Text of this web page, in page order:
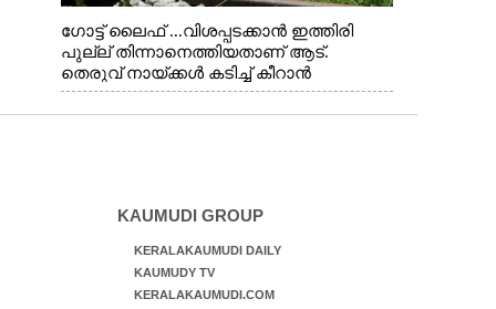
ഗോട്ട് ലൈഫ് ...വിശപ്പടക്കാൻ ഇത്തിരി
പുല്ല് തിന്നാനെത്തിയതാണ് ആട്.
തെരുവ് നായ്ക്കൾ കടിച്ച് കീറാൻ
വന്നതോടെ വയറിന്റെ ആന്തൽ മറന്ന്
ജീവന് വേണ്ടിയായി ഓട്ടം. എറണാകുളം
KAUMUDI GROUP
KERALAKAUMUDI DAILY
KAUMUDY TV
KERALAKAUMUDI.COM